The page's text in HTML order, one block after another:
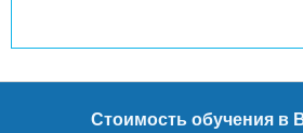
Стоимость обучения в